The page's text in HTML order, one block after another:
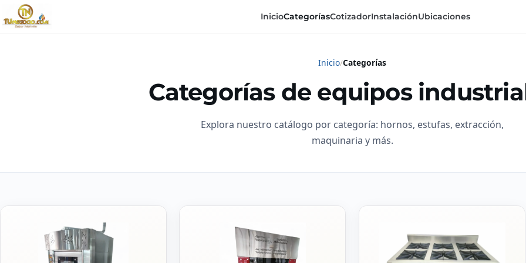
InicioCategoríasCotizadorInstalaciónUbicaciones
Inicio Categorías
Categorías de equipos
Explora nuestro catálogo por categoría: hornos, estufas, extracción,
maquinaria y más.